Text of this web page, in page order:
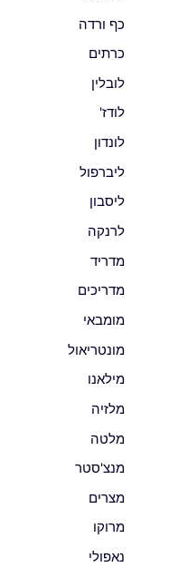
כף ורדה
כרתים
לובלין
לודז'
לונדון
ליברפול
ליסבון
לרנקה
מדריד
מדריכים
מומבאי
מונטריאול
מילאנו
מלזיה
מלטה
מנצ'סטר
מצרים
מרוקו
נאפולי